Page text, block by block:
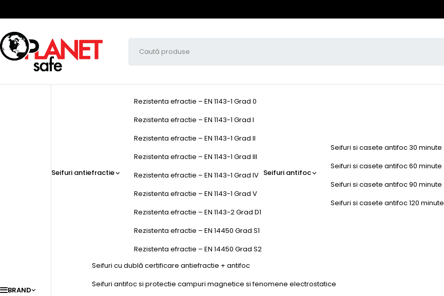
BRAND
Seifuri antiefractie
Rezistenta efractie – EN 1143-1 Grad 0
Rezistenta efractie – EN 1143-1 Grad I
Rezistenta efractie – EN 1143-1 Grad II
Rezistenta efractie – EN 1143-1 Grad III
Rezistenta efractie – EN 1143-1 Grad IV
Rezistenta efractie – EN 1143-1 Grad V
Rezistenta efractie – EN 1143-2 Grad D1
Rezistenta efractie – EN 14450 Grad S1
Rezistenta efractie – EN 14450 Grad S2
Seifuri antifoc
Seifuri si casete antifoc 30 minute
Seifuri si casete antifoc 60 minute
Seifuri si casete antifoc 90 minute
Seifuri si casete antifoc 120 minute
Seifuri cu dublă certificare antiefractie + antifoc
Seifuri antifoc si protectie campuri magnetice si fenomene electrostatice